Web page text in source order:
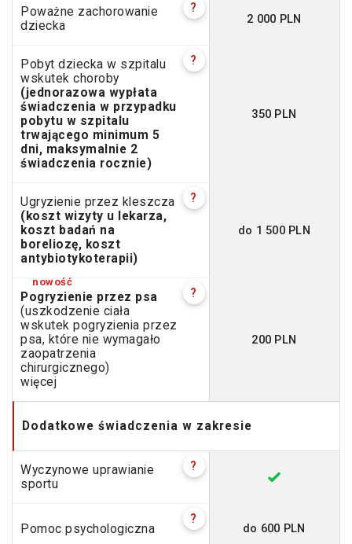
Poważne zachorowanie
dziecka
?
2 000 PLN
Pobyt dziecka w szpitalu
wskutek choroby
(jednorazowa wypłata
świadczenia w przypadku
pobytu w szpitalu
trwającego minimum 5
dni, maksymalnie 2
świadczenia rocznie)
?
350 PLN
Ugryzienie przez kleszcza
(koszt wizyty u lekarza,
koszt badań na
boreliozę, koszt
antybiotykoterapii)
?
do 1 500 PLN
Pogryzienie przez psa
(uszkodzenie ciała
wskutek pogryzienia przez
psa, które nie wymagało
zaopatrzenia
chirurgicznego)
więcej
?
200 PLN
Dodatkowe świadczenia w zakresie
Wyczynowe uprawianie
sportu
?
Pomoc psychologiczna
?
do 600 PLN